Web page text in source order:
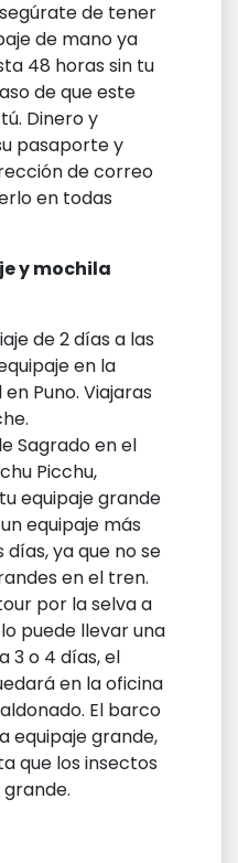
de tener
de mano ya
48 horas sin tu
de que este
Dinero y
pasaporte y
de correo
en todas
y mochila
de 2 días a las
en la
Puno. Viajaras
Sagrado en el
Picchu,
equipaje grande
equipaje más
días, ya que no se
en el tren.
por la selva a
puede llevar una
3 o 4 días, el
en la oficina
El barco
equipaje grande,
que los insectos